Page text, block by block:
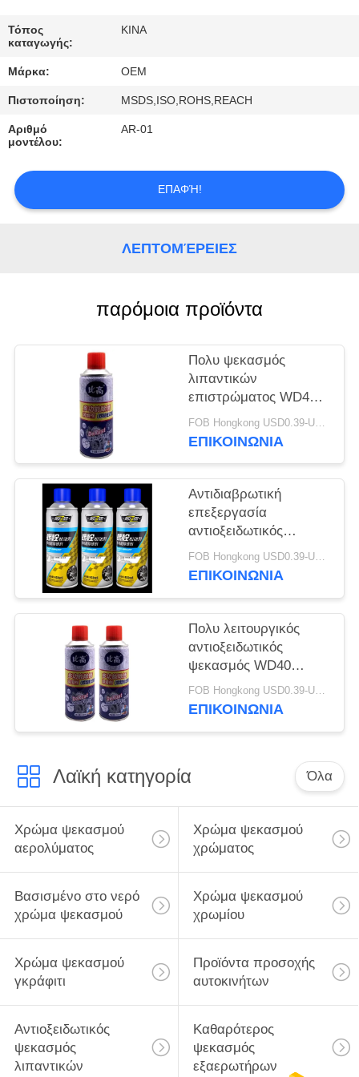
ΜΑΣ
ΕΛΆΤΕ
ΣΕ
ΕΠΑΦΉ
ΖΗΤΉΣΤΕ
Τόπος
καταγωγής:
ΚΙΝΑ
Μάρκα: OEM
Πιστοποίηση: MSDS,ISO,ROHS,REACH
Αριθμό
μοντέλου:
AR-01
ΕΠΑΦΉ!
ΛΕΠΤΟΜΈΡΕΙΕΣ
παρόμοια προϊόντα
Πολυ ψεκασμός
λιπαντικών
επιστρώματος WD40
σκοπού
αντιοξειδωτικός
FOB Hongkong USD0.39-USD0.59 per piece MOQ:12000pcs/1000ctns
ΕΠΙΚΟΙΝΩΝΙΑ
Αντιδιαβρωτική
επεξεργασία
αντιοξειδωτικός
ψεκασμός
επιστρώματος
FOB Hongkong USD0.39-USD0.59 per piece MOQ:12000pcs/1000ctns
ΕΠΙΚΟΙΝΩΝΙΑ
Πολυ λειτουργικός
αντιοξειδωτικός
ψεκασμός WD40
λιπαντικών
επιστρώματος
FOB Hongkong USD0.39-USD0.59 per piece MOQ:12000pcs/1000ctns
ΕΠΙΚΟΙΝΩΝΙΑ
Λαϊκή κατηγορία Όλα
Χρώμα ψεκασμού
αερολύματος
Χρώμα ψεκασμού
χρώματος
Βασισμένο στο νερό
χρώμα ψεκασμού
Χρώμα ψεκασμού
χρωμίου
Χρώμα ψεκασμού
γκράφιτι
Προϊόντα προσοχής
αυτοκινήτων
Αντιοξειδωτικός
ψεκασμός
λιπαντικών
Καθαρότερος
ψεκασμός
εξαερωτήρων